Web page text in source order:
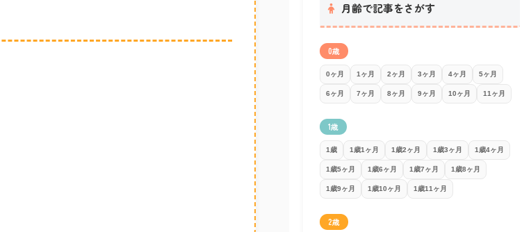
月齢で記事をさがす
0歳
0ヶ月 1ヶ月 2ヶ月 3ヶ月 4ヶ月 5ヶ月
6ヶ月 7ヶ月 8ヶ月 9ヶ月 10ヶ月 11ヶ月
1歳
1歳 1歳1ヶ月 1歳2ヶ月 1歳3ヶ月 1歳4ヶ月
1歳5ヶ月 1歳6ヶ月 1歳7ヶ月 1歳8ヶ月
1歳9ヶ月 1歳10ヶ月 1歳11ヶ月
2歳